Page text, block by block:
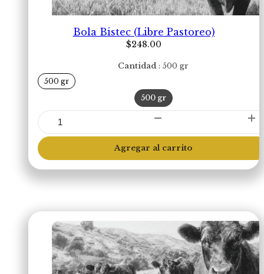
Bola Bistec (Libre Pastoreo)
$248.00
Cantidad 500 gr
500 gr
500 gr
Bola
Bistec
(Libre
Pastoreo)
cantidad
Agregar al carrito